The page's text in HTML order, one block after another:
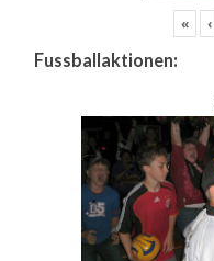
« ‹
Fussballaktionen: